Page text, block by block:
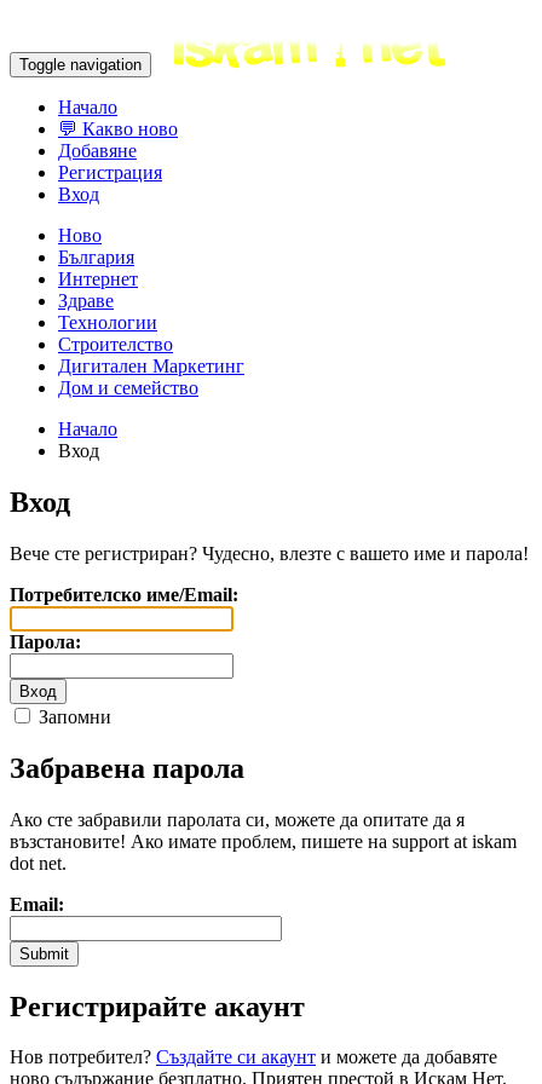
Toggle navigation
Начало
💬 Какво ново
Добавяне
Регистрация
Вход
Ново
България
Интернет
Здраве
Технологии
Строителство
Дигитален Маркетинг
Дом и семейство
Начало
Вход
Вход
Вече сте регистриран? Чудесно, влезте с вашето име и парола!
Потребителско име/Email:
Парола:
Запомни
Забравена парола
Ако сте забравили паролата си, можете да опитате да я
възстановите! Ако имате проблем, пишете на support at iskam
dot net.
Email:
Регистрирайте акаунт
Нов потребител? Създайте си акаунт и можете да добавяте
ново съдържание безплатно. Приятен престой в Искам Нет.